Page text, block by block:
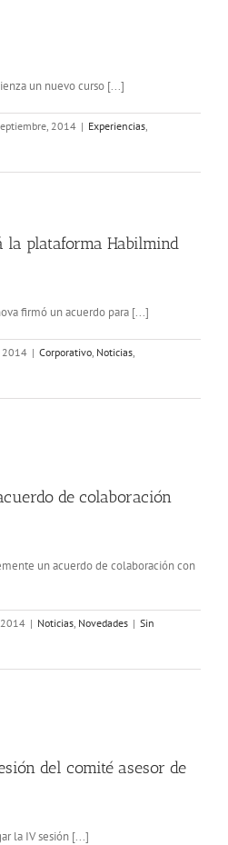
un nuevo curso [...]
2014 | Experiencias
la plataforma Habilmind
firmó un acuerdo para [...]
2014 | Corporativo Noticias
de colaboración
un acuerdo de colaboración con
| Noticias Novedades | Sin
del comité asesor de
la IV sesión [...]